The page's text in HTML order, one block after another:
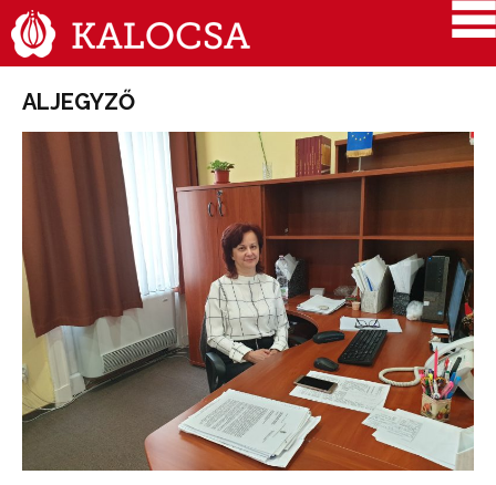
ALJEGYZŐ